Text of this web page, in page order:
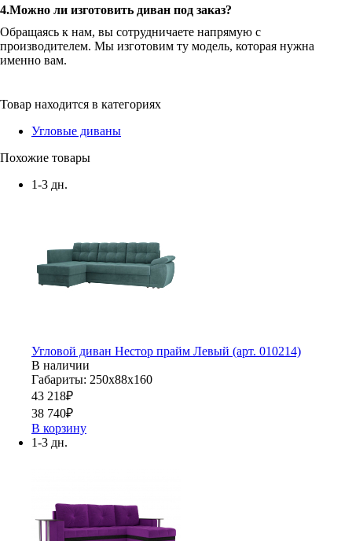
4.Можно ли изготовить диван под заказ?
Обращаясь к нам, вы сотрудничаете напрямую с
производителем. Мы изготовим ту модель, которая нужна
именно вам.
Товар находится в категориях
Угловые диваны
Похожие товары
1-3 дн.
Угловой диван Нестор прайм Левый (арт. 010214)
В наличии
Габариты: 250х88х160
43 218₽
38 740₽
В корзину
1-3 дн.